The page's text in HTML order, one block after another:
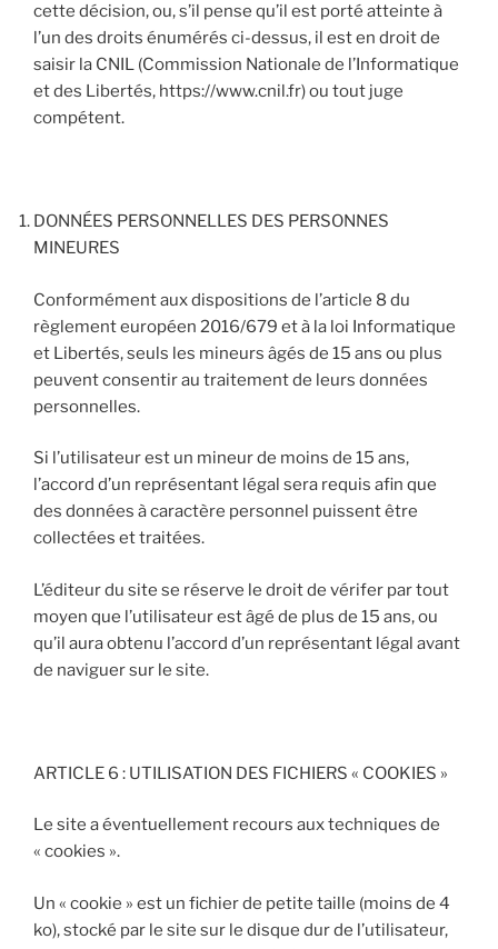
cette décision, ou, s’il pense qu’il est porté atteinte à
l’un des droits énumérés ci-dessus, il est en droit de
saisir la CNIL (Commission Nationale de l’Informatique
et des Libertés, https://www.cnil.fr) ou tout juge
compétent.
DONNÉES PERSONNELLES DES PERSONNES
MINEURES
Conformément aux dispositions de l’article 8 du
règlement européen 2016/679 et à la loi Informatique
et Libertés, seuls les mineurs âgés de 15 ans ou plus
peuvent consentir au traitement de leurs données
personnelles.
Si l’utilisateur est un mineur de moins de 15 ans,
l’accord d’un représentant légal sera requis afin que
des données à caractère personnel puissent être
collectées et traitées.
L’éditeur du site se réserve le droit de vérifer par tout
moyen que l’utilisateur est âgé de plus de 15 ans, ou
qu’il aura obtenu l’accord d’un représentant légal avant
de naviguer sur le site.
ARTICLE 6 : UTILISATION DES FICHIERS « COOKIES »
Le site a éventuellement recours aux techniques de
« cookies ».
Un « cookie » est un fichier de petite taille (moins de 4
ko), stocké par le site sur le disque dur de l’utilisateur,